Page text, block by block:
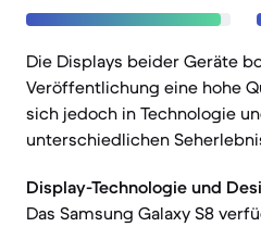
Die Displays beider Geräte
Veröffentlichung eine hohe
sich jedoch in Technologie
unterschiedlichen
Display-Technologie und
Das Samsung Galaxy S8